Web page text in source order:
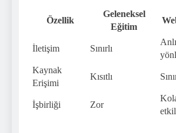
Özellik
Geleneksel
Eğitim
İletişim Sınırlı
Kaynak
Erişimi
Kısıtlı
İşbirliği Zor